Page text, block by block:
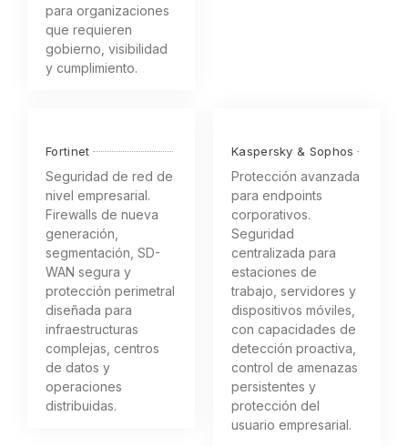
para organizaciones
que requieren
gobierno, visibilidad
y cumplimiento.
Fortinet
Seguridad de red de
nivel empresarial.
Firewalls de nueva
generación,
segmentación, SD-
WAN segura y
protección perimetral
diseñada para
infraestructuras
complejas, centros
de datos y
operaciones
distribuidas.
Kaspersky & Sophos
Protección avanzada
para endpoints
corporativos.
Seguridad
centralizada para
estaciones de
trabajo, servidores y
dispositivos móviles,
con capacidades de
detección proactiva,
control de amenazas
persistentes y
protección del
usuario empresarial.